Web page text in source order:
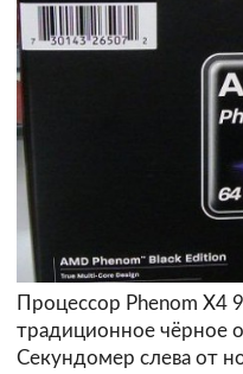
Процессор Phenom X4
традиционное чёрное
Секундомер слева от